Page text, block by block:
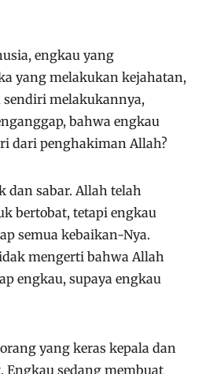
engkau yang
yang melakukan kejahatan,
sendiri melakukannya,
bahwa engkau
dari penghakiman Allah?
dan sabar. Allah telah
bertobat, tetapi engkau
semua kebaikan-Nya.
mengerti bahwa Allah
engkau, supaya engkau
yang keras kepala dan
Engkau sedang membuat